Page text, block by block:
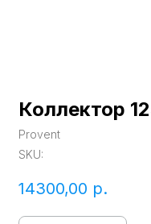
Коллектор
Provent
SKU:
14300,00 р.